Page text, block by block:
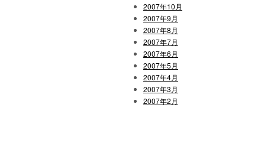
2007年10月
2007年9月
2007年8月
2007年7月
2007年6月
2007年5月
2007年4月
2007年3月
2007年2月